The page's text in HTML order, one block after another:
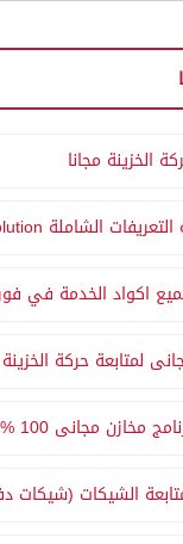
الخزينة مجانا
الشاملة
اكواد الخدمة في
لمتابعة حركة الخزينة
مجانى 100 % كامل ومفتوح المصدر |
متابعة الشيكات